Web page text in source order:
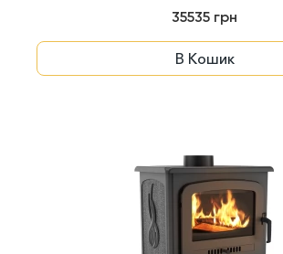
35535 грн
В Кошик